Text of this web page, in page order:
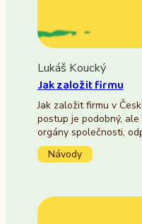
Lukáš Koucký
Jak založit firmu
Jak založit firmu v
postup je podobný, ale
orgány společnosti,
Návody